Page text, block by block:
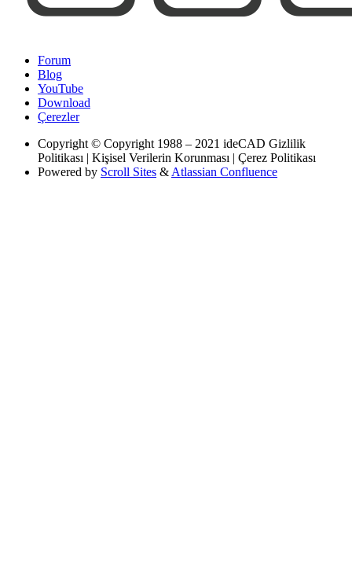
Forum
Blog
YouTube
Download
Çerezler
Copyright © Copyright 1988 – 2021 ideCAD Gizlilik
Politikası | Kişisel Verilerin Korunması | Çerez Politikası
Powered by Scroll Sites & Atlassian Confluence